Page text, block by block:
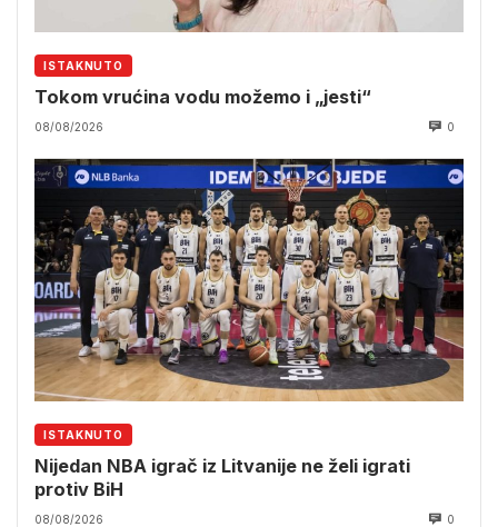
ISTAKNUTO
Tokom vrućina vodu možemo i „jesti“
08/08/2026 0
ISTAKNUTO
Nijedan NBA igrač iz Litvanije ne želi igrati
protiv BiH
08/08/2026 0